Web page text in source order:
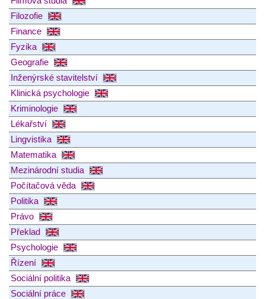
Filozofie
Finance
Fyzika
Geografie
Inženýrské stavitelství
Klinická psychologie
Kriminologie
Lékařství
Lingvistika
Matematika
Mezinárodní studia
Počítačová věda
Politika
Právo
Překlad
Psychologie
Řízení
Sociální politika
Sociální práce